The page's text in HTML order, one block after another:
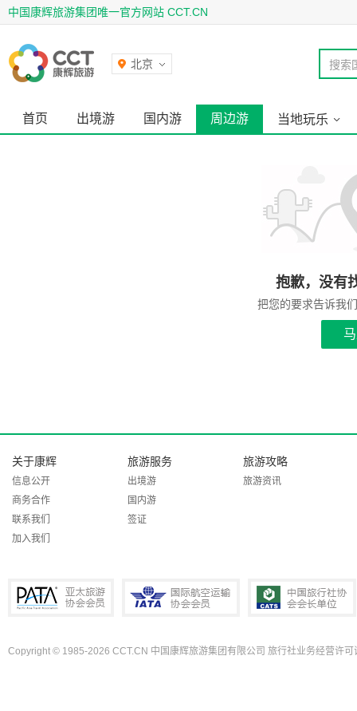
中国康辉旅游集团唯一官方网站 CCT.CN
北京 搜索
首页 出境游 国内游 周边游 当地玩乐
抱歉，没有
把您的要求告诉我
关于康辉
信息公开
商务合作
联系我们
加入我们
旅游服务
出境游
国内游
签证
旅游攻略
旅游资讯
Copyright © 1985-2026 CCT.CN 中国康辉旅游集团有限公司 旅行社业务经营许